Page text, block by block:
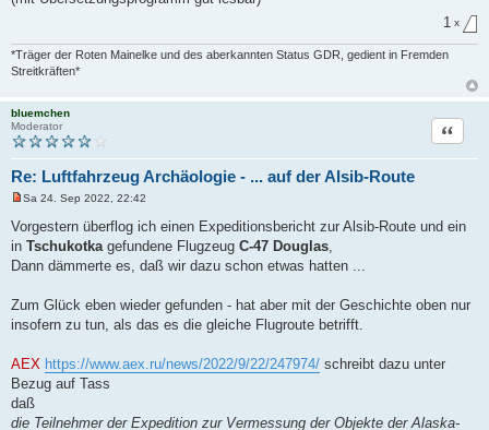
1 x
*Träger der Roten Mainelke und des aberkannten Status GDR, gedient in Fremden
Streitkräften*
bluemchen
Moderator
Re: Luftfahrzeug Archäologie - ... auf der Alsib-Route
Zitat
g
e
n
e
e
t
r
Sa 24. Sep 2022, 22:42
Vorgestern überflog ich einen Expeditionsbericht zur Alsib-Route und ein
in Tschukotka gefundene Flugzeug C-47 Douglas
Dann dämmerte es, daß wir dazu schon etwas hatten ...
Zum Glück eben wieder gefunden - hat aber mit der Geschichte oben nur
insofern zu tun, als das es die gleiche Flugroute betrifft.
AEX https://www.aex.ru/news/2022/9/22/247974/ schreibt dazu unter
Bezug auf Tass
daß
die Teilnehmer der Expedition zur Vermessung der Objekte der Alaska-